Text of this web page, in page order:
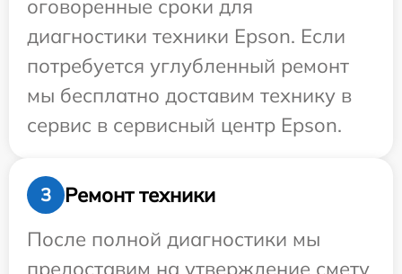
оговоренные сроки для
диагностики техники Epson. Если
потребуется углубленный ремонт
мы бесплатно доставим технику в
сервис в сервисный центр Epson.
3
Ремонт техники
После полной диагностики мы
предоставим на утверждение смету